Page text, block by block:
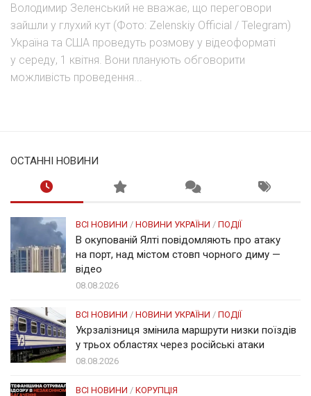
Володимир Зеленський не вважає, що переговори
зайшли у глухий кут (Фото: Zelenskiy Official / Telegram)
Україна та США проведуть розмову у відеоформаті
у середу, 1 квітня. Вони планують обговорити
можливість проведення...
ОСТАННІ НОВИНИ
ВСІ НОВИНИ / НОВИНИ УКРАЇНИ / ПОДІЇ
В окупованій Ялті повідомляють про атаку
на порт, над містом стовп чорного диму —
відео
08.08.2026
ВСІ НОВИНИ / НОВИНИ УКРАЇНИ / ПОДІЇ
Укрзалізниця змінила маршрути низки поїздів
у трьох областях через російські атаки
08.08.2026
ВСІ НОВИНИ / КОРУПЦІЯ